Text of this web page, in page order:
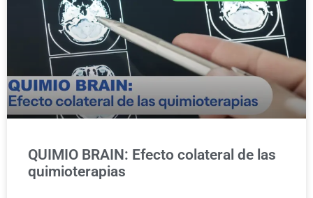
QUIMIO BRAIN: Efecto colateral de las
quimioterapias